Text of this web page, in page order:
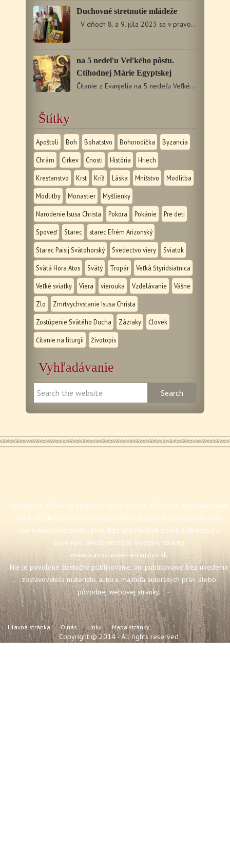
Duchovné stretnutie mládeže
V dňoch 8. a 9. júla 2023 sa v pravoslávnom…
na 5 nedeľu Veľkého pôstu.
Ctihodnej Márie Egyptskej
Čítanie z Evanjelia na 5 nedeľu Veľkého pôstu Mk 10,…
Štítky
Apoštoli Boh Bohatstvo Bohorodička Byzancia
Chrám Cirkev Cnosti História Hriech
Kresťanstvo Krst Kríž Láska Mníšstvo Modlitba
Modlitby Monastier Myšlienky
Narodenie Isusa Christa Pokora Pokánie Pre deti
Spoveď Starec starec Efrém Arizonský
Starec Paisij Svätohorský Svedectvo viery Sviatok
Svätá Hora Atos Svätý Tropár Veľká Štyridsiatnica
Veľké sviatky Viera vierouka Vzdelávanie Vášne
Zlo Zmŕtvychvstanie Isusa Christa
Zostúpenie Svätého Ducha Zázraky Človek
Čítanie na liturgii Životopis
Vyhľadávanie
Udeľujeme súhlas na opätovné sprístupnenie článkov a reprodukovanie
materiálu, ktorý existuje na tejto webovej stránke s podmienkou, že
reprodukovanie bude úplné, bez akýchkoľvek zmien a skrátenia s
povinným uvedením tejto webovej stránky
www.pravoslavnekrestanstvo.sk.
Nie je povolené čiastočné publikovanie, ani publikovanie bez uvedenia
zostavovateľa materiálu, autora, majiteľa autorských práv, alebo
pôvodnej webovej stránky.
Hlavná stránka O nás Linky Mapa stránky
Copyright © 2014 - All rights reserved